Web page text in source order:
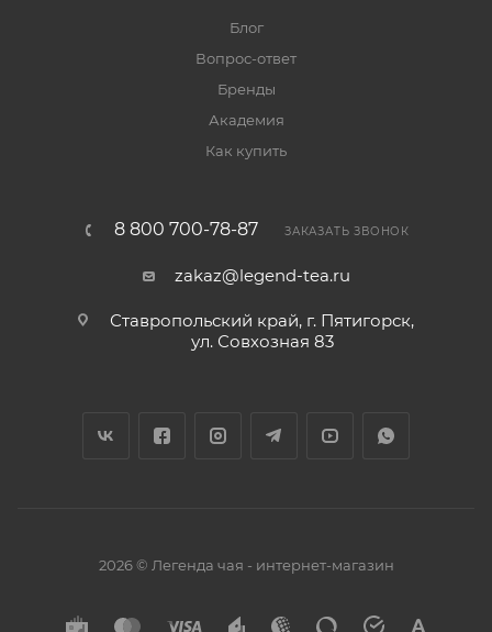
Блог
Вопрос-ответ
Бренды
Академия
Как купить
8 800 700-78-87 ЗАКАЗАТЬ ЗВОНОК
zakaz@legend-tea.ru
Ставропольский край, г. Пятигорск,
ул. Совхозная 83
2026 © Легенда чая - интернет-магазин